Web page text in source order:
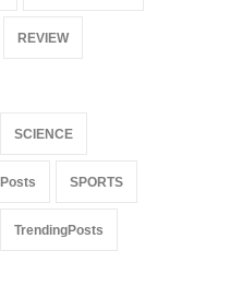
REVIEW
SCIENCE
SPORTS
TrendingPosts